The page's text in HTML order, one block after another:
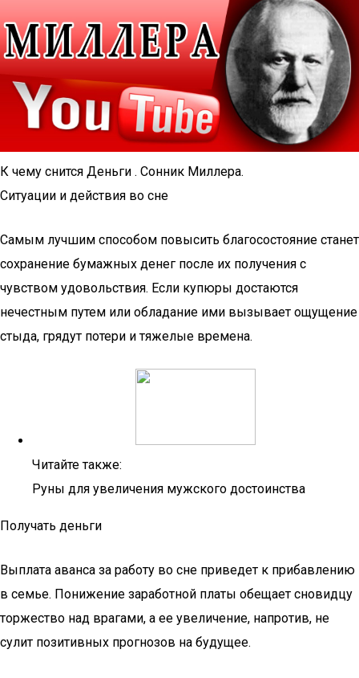
К чему снится Деньги . Сонник Миллера.
Ситуации и действия во сне
Самым лучшим способом повысить благосостояние станет
сохранение бумажных денег после их получения с
чувством удовольствия. Если купюры достаются
нечестным путем или обладание ими вызывает ощущение
стыда, грядут потери и тяжелые времена.
Читайте также:
Руны для увеличения мужского достоинства
Получать деньги
Выплата аванса за работу во сне приведет к прибавлению
в семье. Понижение заработной платы обещает сновидцу
торжество над врагами, а ее увеличение, напротив, не
сулит позитивных прогнозов на будущее.